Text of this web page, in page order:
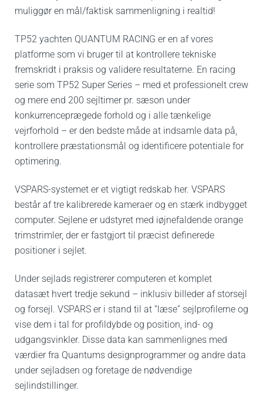
muliggør en mål/faktisk sammenligning i realtid!
TP52 yachten QUANTUM RACING er en af vores
platforme som vi bruger til at kontrollere tekniske
fremskridt i praksis og validere resultaterne. En racing
serie som TP52 Super Series – med et professionelt crew
og mere end 200 sejltimer pr. sæson under
konkurrenceprægede forhold og i alle tænkelige
vejrforhold – er den bedste måde at indsamle data på,
kontrollere præstationsmål og identificere potentiale for
optimering.
VSPARS-systemet er et vigtigt redskab her. VSPARS
består af tre kalibrerede kameraer og en stærk indbygget
computer. Sejlene er udstyret med iøjnefaldende orange
trimstrimler, der er fastgjort til præcist definerede
positioner i sejlet.
Under sejlads registrerer computeren et komplet
datasæt hvert tredje sekund – inklusiv billeder af storsejl
og forsejl. VSPARS er i stand til at “læse” sejlprofilerne og
vise dem i tal for profildybde og position, ind- og
udgangsvinkler. Disse data kan sammenlignes med
værdier fra Quantums designprogrammer og andre data
under sejladsen og foretage de nødvendige
sejlindstillinger.